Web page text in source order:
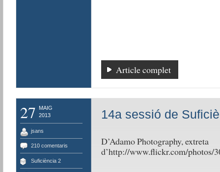
Article complet
27
MAIG
2013
jsans
210 comentaris
Suficiència 2
14a sessió de
D’Adamo Photography, extreta
d’http://www.flickr.com/photos/